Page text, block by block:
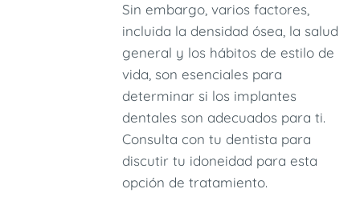
Sin embargo, varios factores,
incluida la densidad ósea, la salud
general y los hábitos de estilo de
vida, son esenciales para
determinar si los implantes
dentales son adecuados para ti.
Consulta con tu dentista para
discutir tu idoneidad para esta
opción de tratamiento.